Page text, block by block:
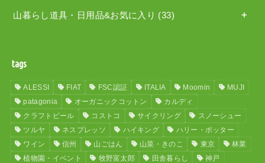
山暮らし道具・日用品&お気に入り (33)
tags
ALESSI FIAT FSC認証 ITALIA Moomin
MUJI
patagonia
オーガニックコットン
カルディ
クラフトビール
コストコ サイクリング
スノーシュー
ツルヤ
ネスプレッソ ハイキング
ハリー・ポッター
ワイン
信州 山ごはん 山菜・きのこ 東京
林業
植物園・イベント
牧野富太郎 田舎暮らし
神戸